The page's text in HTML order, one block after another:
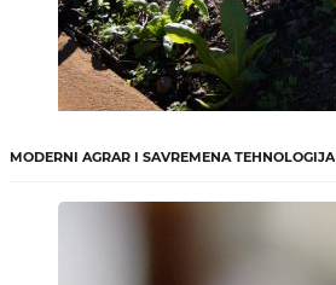
MODERNI AGRAR I SAVREMENA TEHNOLOGIJA